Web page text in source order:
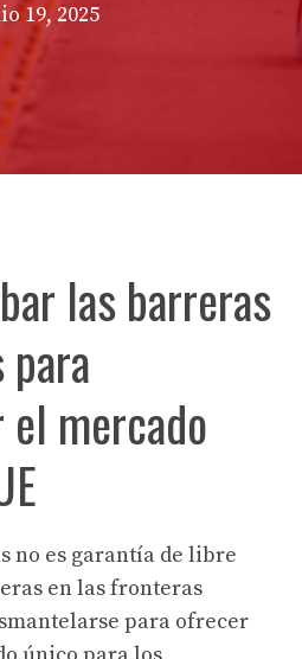
19, 2025
las barreras
mercado
no es garantía de libre
en las fronteras
para ofrecer